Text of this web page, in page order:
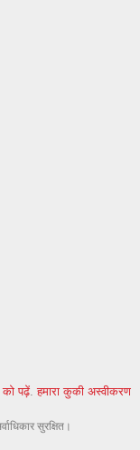
को पढ़ें.हमारा कुकी अस्वीकरण
सुरक्षित।